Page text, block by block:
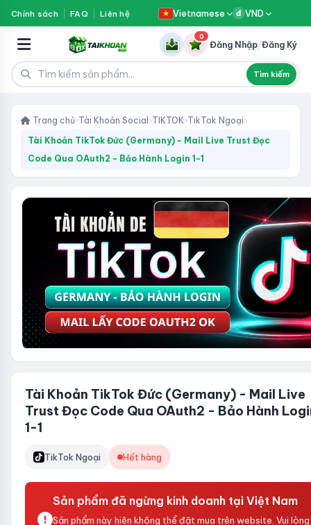
Chính sách FAQ Liên hệ Vietnamese đ VND
Tìm kiếm
0
Đăng Nhập/Đăng Ký
Trang chủ›Tài Khoản Social ›TIKTOK›TikTok Ngoại›
Tài Khoản TikTok Đức (Germany) - Mail Live Trust Đọc
Code Qua OAuth2 - Bảo Hành Login 1-1
Tài Khoản TikTok Đức (Germany) - Mail Live
Trust Đọc Code Qua OAuth2 - Bảo Hành
1-1
TikTok Ngoại Hết hàng
Sản phẩm đã ngừng kinh doanh tại Việt Nam
Sản phẩm này hiện không thể đặt mua trên website. Vui lòng